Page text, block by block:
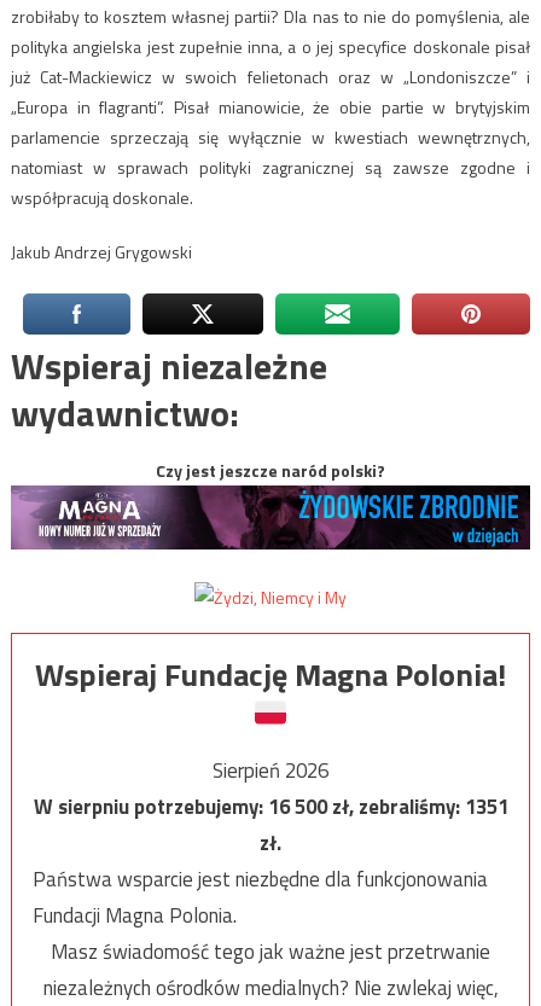
zrobiłaby to kosztem własnej partii? Dla nas to nie do pomyślenia, ale
polityka angielska jest zupełnie inna, a o jej specyfice doskonale pisał
już Cat-Mackiewicz w swoich felietonach oraz w „Londoniszcze” i
„Europa in flagranti”. Pisał mianowicie, że obie partie w brytyjskim
parlamencie sprzeczają się wyłącznie w kwestiach wewnętrznych,
natomiast w sprawach polityki zagranicznej są zawsze zgodne i
współpracują doskonale.
Jakub Andrzej Grygowski
Wspieraj niezależne
wydawnictwo:
Czy jest jeszcze naród polski?
Wspieraj Fundację Magna Polonia!
Sierpień 2026
W sierpniu potrzebujemy:16 500zł, zebraliśmy:1351
zł.
Państwa wsparcie jest niezbędne dla funkcjonowania
Fundacji Magna Polonia.
Masz świadomość tego jak ważne jest przetrwanie
niezależnych ośrodków medialnych? Nie zwlekaj więc,